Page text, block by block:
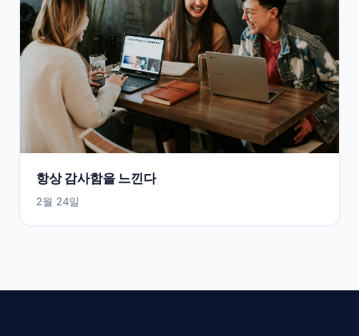
항상 감사함을 느낀다
2월 24일